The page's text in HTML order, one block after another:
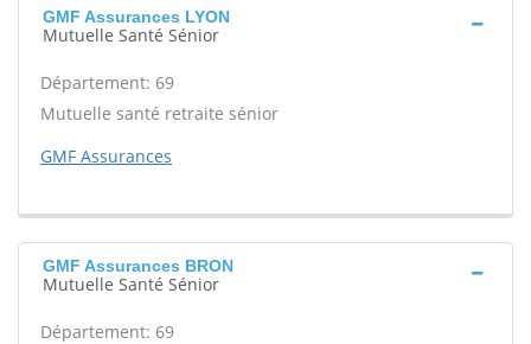
GMF Assurances LYON
Mutuelle Santé Sénior
Département: 69
Mutuelle santé retraite sénior
GMF Assurances
GMF Assurances BRON
Mutuelle Santé Sénior
Département: 69